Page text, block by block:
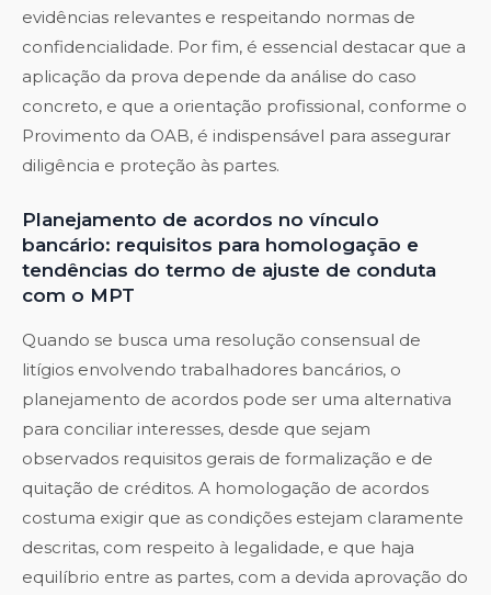
evidências relevantes e respeitando normas de
confidencialidade. Por fim, é essencial destacar que a
aplicação da prova depende da análise do caso
concreto, e que a orientação profissional, conforme o
Provimento da OAB, é indispensável para assegurar
diligência e proteção às partes.
Planejamento de acordos no vínculo
bancário: requisitos para homologação e
tendências do termo de ajuste de conduta
com o MPT
Quando se busca uma resolução consensual de
litígios envolvendo trabalhadores bancários, o
planejamento de acordos pode ser uma alternativa
para conciliar interesses, desde que sejam
observados requisitos gerais de formalização e de
quitação de créditos. A homologação de acordos
costuma exigir que as condições estejam claramente
descritas, com respeito à legalidade, e que haja
equilíbrio entre as partes, com a devida aprovação do